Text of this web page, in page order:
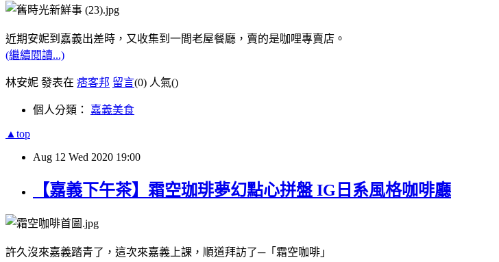
近期安妮到嘉義出差時，又收集到一間老屋餐廳，賣的是咖哩專賣店。
(繼續閱讀...)
林安妮 發表在 痞客邦 留言(0) 人氣()
個人分類： 嘉義美食
▲top
Aug 12 Wed 2020 19:00
【嘉義下午茶】霜空珈琲夢幻點心拼盤 IG日系風格咖啡廳
許久沒來嘉義踏青了，這次來嘉義上課，順道拜訪了─「霜空咖啡」